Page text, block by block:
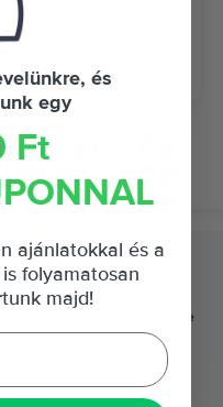
képest: 77.900 Ft
1 TB, Jó
az érdeklődésedet az iPhone
a nemrég piacra dobott
hogy mi mindent nyújt
élmény amikor a kezedben
és
egy
Ft
ajánlatokkal és a
folyamatosan
majd!